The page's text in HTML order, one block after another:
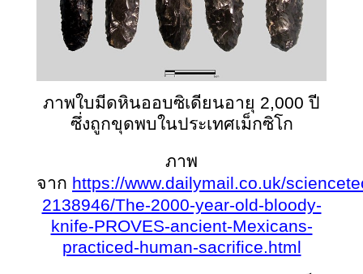
ภาพใบมีดหินออบซิเดียนอายุ 2,000 ปี
ซึ่งถูกขุดพบในประเทศเม็กซิโก
ภาพ
จาก https://www.dailymail.co.uk/
2138946/The-2000-year-old-bloody-
knife-PROVES-ancient-Mexicans-
practiced-human-sacrifice.html